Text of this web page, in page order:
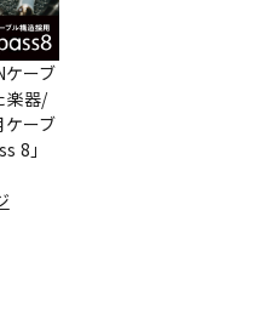
ーブ
楽器/
ケーブ
8」